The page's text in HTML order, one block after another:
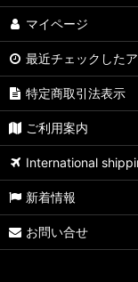
マイページ
最近チェックした
特定商取引法表示
ご利用案内
International
新着情報
お問い合せ